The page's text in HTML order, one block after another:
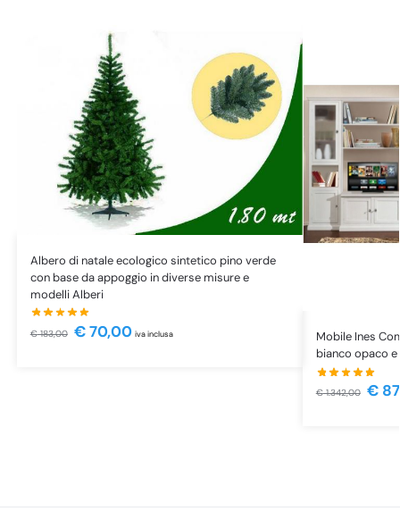
Albero di natale ecologico sintetico pino verde
con base da appoggio in diverse misure e
modelli Alberi
€183,00 €70,00 iva inclusa
Mobile Ines
bianco opaco
€1.342,00 €